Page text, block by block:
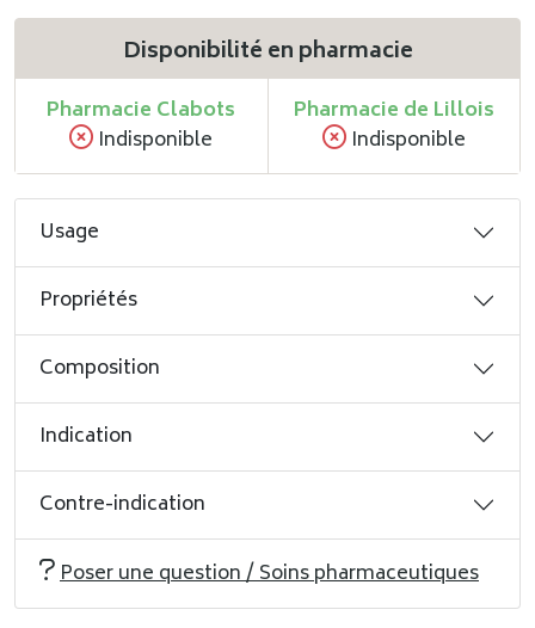
Disponibilité en pharmacie
Pharmacie Clabots
Indisponible
Pharmacie de Lillois
Indisponible
Usage
Propriétés
Composition
Indication
Contre-indication
Poser une question / Soins pharmaceutiques